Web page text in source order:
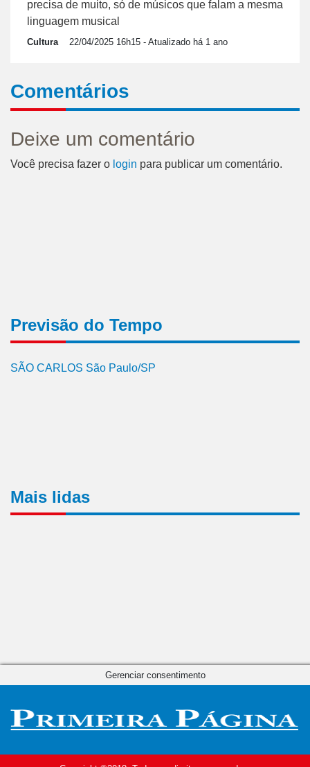
precisa de muito, só de músicos que falam a mesma
linguagem musical
Cultura 22/04/2025 16h15 - Atualizado há 1 ano
Comentários
Deixe um comentário
Você precisa fazer o login para publicar um comentário.
Previsão do Tempo
SÃO CARLOS São Paulo/SP
Mais lidas
Gerenciar consentimento